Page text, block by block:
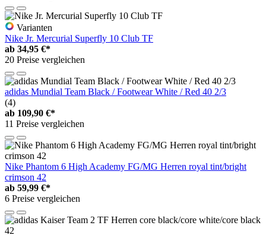
Varianten
Nike Jr. Mercurial Superfly 10 Club TF
ab 34,95 €*
20 Preise vergleichen
adidas Mundial Team Black / Footwear White / Red 40 2/3
(4)
ab 109,90 €*
11 Preise vergleichen
Nike Phantom 6 High Academy FG/MG Herren royal tint/bright
crimson 42
ab 59,99 €*
6 Preise vergleichen